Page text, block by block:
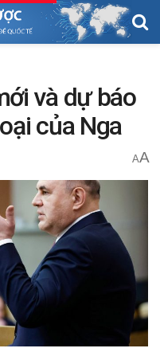
và dự báo
của Nga
AA